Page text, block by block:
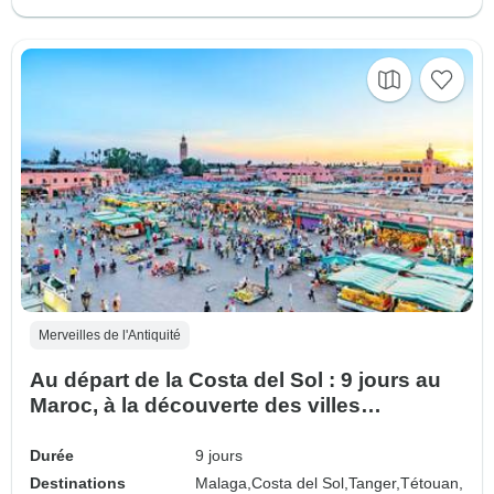
Merveilles de l'Antiquité
Au départ de la Costa del Sol : 9 jours au
Maroc, à la découverte des villes
Durée
9 jours
Destinations
Malaga,Costa del Sol,Tanger,Tétouan,